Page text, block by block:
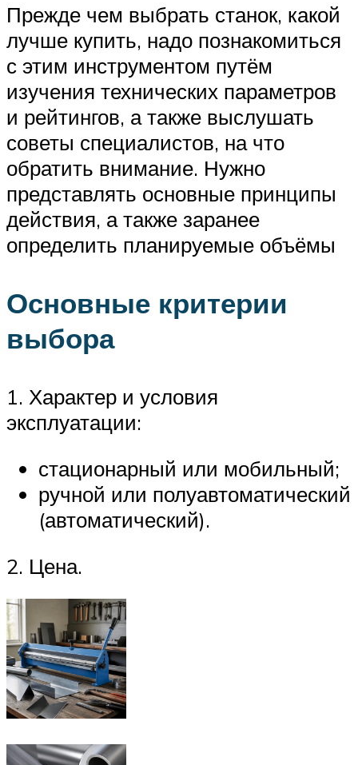
Прежде чем выбрать станок, какой
лучше купить, надо познакомиться
с этим инструментом путём
изучения технических параметров
и рейтингов, а также выслушать
советы специалистов, на что
обратить внимание. Нужно
представлять основные принципы
действия, а также заранее
определить планируемые объёмы
Основные критерии
выбора
1. Характер и условия
эксплуатации:
стационарный или мобильный;
ручной или полуавтоматический
(автоматический).
2. Цена.